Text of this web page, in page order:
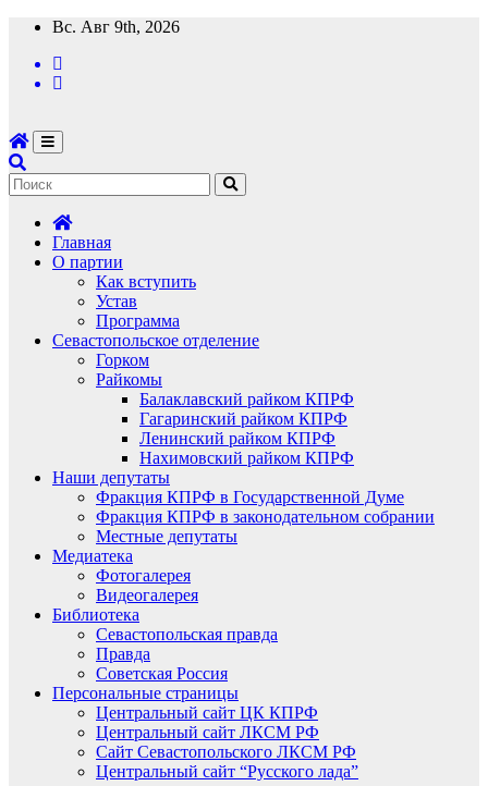
Перейти
содержимому
Вс. Авг 9th, 2026
Главная
О партии
Как вступить
Устав
Программа
Севастопольское отделение
Горком
Райкомы
Балаклавский райком КПРФ
Гагаринский райком КПРФ
Ленинский райком КПРФ
Нахимовский райком КПРФ
Наши депутаты
Фракция КПРФ в Государственной Думе
Фракция КПРФ в законодательном собрании
Местные депутаты
Медиатека
Фотогалерея
Видеогалерея
Библиотека
Севастопольская правда
Правда
Советская Россия
Персональные страницы
Центральный сайт ЦК КПРФ
Центральный сайт ЛКСМ РФ
Сайт Севастопольского ЛКСМ РФ
Центральный сайт “Русского лада”